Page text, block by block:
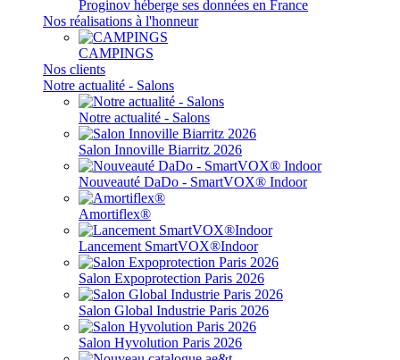
Proginov héberge ses données en France
Nos réalisations à l'honneur
CAMPINGS
Nos clients
Notre actualité - Salons
Notre actualité - Salons
Salon Innoville Biarritz 2026
Nouveauté DaDo - SmartVOX® Indoor
Amortiflex®
Lancement SmartVOX®Indoor
Salon Expoprotection Paris 2026
Salon Global Industrie Paris 2026
Salon Hyvolution Paris 2026